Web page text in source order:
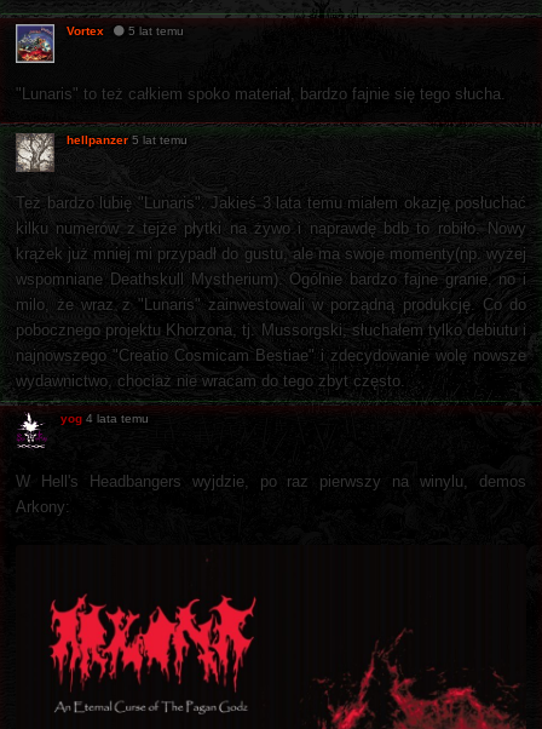
Vortex 5 lat temu
"Lunaris" to też całkiem spoko materiał, bardzo fajnie się tego słucha.
hellpanzer 5 lat temu
Też bardzo lubię "Lunaris". Jakieś 3 lata temu miałem okazję posłuchać
kilku numerów z tejże płytki na żywo i naprawdę bdb to robiło. Nowy
krążek już mniej mi przypadł do gustu, ale ma swoje momenty(np. wyżej
wspomniane Deathskull Mystherium). Ogólnie bardzo fajne granie, no i
milo, że wraz z "Lunaris" zainwestowali w porządną produkcję. Co do
pobocznego projektu Khorzona, tj. Mussorgski, słuchałem tylko debiutu i
najnowszego "Creatio Cosmicam Bestiae" i zdecydowanie wolę nowsze
wydawnictwo, chociaż nie wracam do tego zbyt często.
yog 4 lata temu
W Hell's Headbangers wyjdzie, po raz pierwszy na winylu, demos
Arkony: